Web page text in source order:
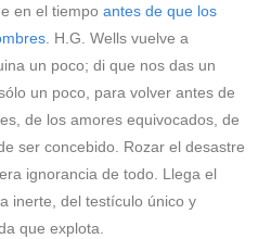
en el tiempo antes de que los
. H.G. Wells vuelve a
un poco; di que nos das un
un poco, para volver antes de
de los amores equivocados, de
ser concebido. Rozar el desastre
ignorancia de todo. Llega el
inerte, del testículo único y
que explota.